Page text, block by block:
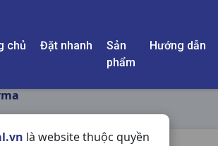
chủ Đặt nhanh
Sản
phẩm
Hướng dẫn
là website thuộc quyền